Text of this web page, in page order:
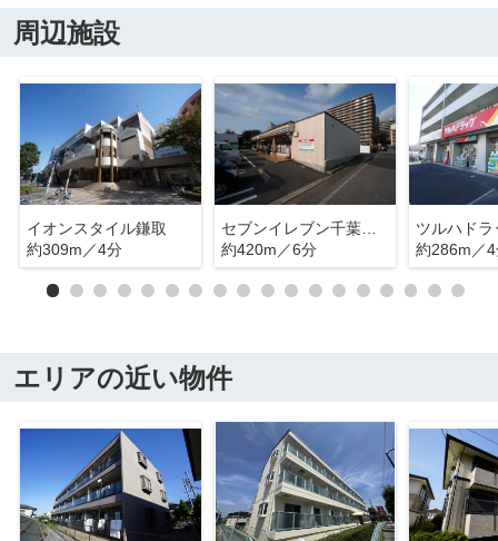
周辺施設
イオンスタイル鎌取
約309m／4分
セブンイレブン千葉おゆみ野3丁目店
約420m／6分
ツルハド
約286m／
エリアの近い物件